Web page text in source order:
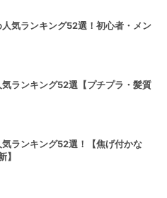
気ランキング52選！初心者・メン
ランキング52選【プチプラ・髪質
ランキング52選！【焦げ付かな
】